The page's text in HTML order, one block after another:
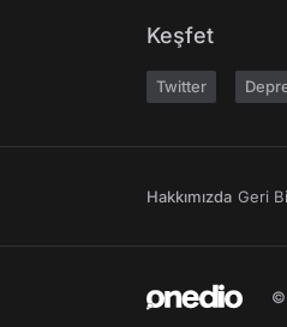
Keşfet
Twitter
Hakkımızda Geri
©